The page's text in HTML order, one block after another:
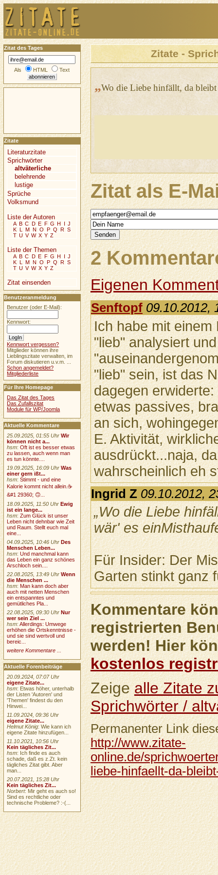
Zitate -
„Wo die Liebe hinfällt, da
Zitat als E-
2
Eigenen
Senftopf 09.10.2012,
Ich habe mit einem
"lieb" analysiert und
"lieb" sein, ist das
dagegen
etwas passives,
an sich,
E. Aktivität,
ausdrückt...naja,
wahrscheinlich eh
Ingrid Z 09.10.2012,
„Wo die Liebe
wär' es
Für Insider: Der
Garten stinkt ganz
Kommentare
registrierten
werden! Hier
kostenlos
Zeigealle Zitate
Sprichwörter /
Permanenter Link
http://www.zitate-
online.de/
liebe-hinfaellt-da-
Zitat des Tages
Als HTML Text
Zitate
Literaturzitate
Sprichwörter
altväterliche
belehrende
lustige
Sprüche
Volksmund
Liste der Autoren
A B C D E F G H I J
K L M N O P Q R S
T U V W X Y Z
Liste der Themen
A B C D E F G H I J
K L M N O P Q R S
T U V W X Y Z
Zitat einsenden
Benutzeranmeldung
Benutzer (oder E-Mail):
Kennwort:
Kennwort vergessen?
Mitglieder können ihre
Lieblingszitate verwalten, im
Forum diskutieren u.v.m. ...
Schon angemeldet?
Mitgliederliste
Für Ihre Homepage
Das Zitat des Tages
Das Zufallszitat
Module für WP/Joomla
Aktuelle Kommentare
25.09.2025, 01:55 Uhr Wir
können nicht a...
hsm:Oft ist es besser etwas
zu lassen, auch wenn man
es tun könnte....
19.09.2025, 16:09 Uhr Was
einer gern ißt...
hsm:Stimmt - und eine
Kalorie kommt nicht allein.☕
&#1 29360; 🙃...
18.09.2025, 11:50 Uhr Ewig
ist ein lange...
hsm:Zum Glück ist unser
Leben nicht dehnbar wie Zeit
und Raum. Stellt euch mal
eine...
04.09.2025, 10:46 Uhr Des
Menschen Leben...
hsm:Und manchmal kann
das Leben ein ganz schönes
Arschloch sein....
22.08.2025, 13:49 Uhr Wenn
die Menschen ...
hsm:Man kann doch aber
auch mit netten Menschen
ein entspanntes und
gemütliches Pla...
22.08.2025, 09:30 Uhr Nur
wer sein Ziel ...
hsm:Allerdings: Umwege
erhöhen die Ortskenntnisse -
und sie sind wertvoll und
bereic...
weitere Kommentare ...
Aktuelle Forenbeiträge
20.09.2024, 07:07 Uhr
eigene Zitate...
hsm: Etwas höher, unterhalb
der Listen 'Autoren' und
'Themen' findest du den
Hinwei...
11.09.2024, 09:36 Uhr
eigene Zitate...
Helmut König: Wie kann ich
eigene Zitate hinzufügen...
11.10.2021, 10:56 Uhr
Kein tägliches Zit...
hsm: Ich finde es auch
schade, daß es z.Zt. kein
tägliches Zitat gibt. Aber
man...
20.07.2021, 15:28 Uhr
Kein tägliches Zit...
Norbert: Mir geht es auch so!
Sind es rechtliche oder
technische Probleme? :-(...